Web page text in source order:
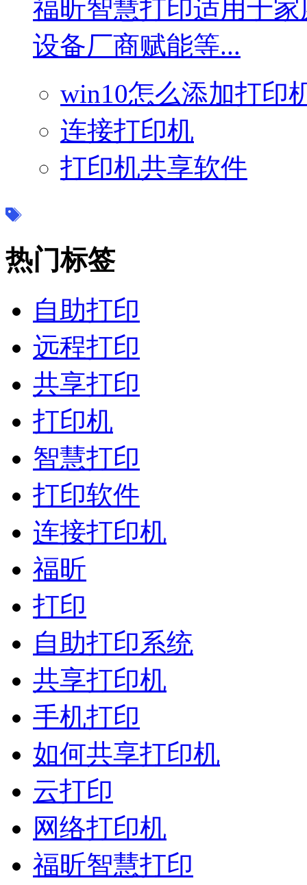
福昕智慧打印适用于
设备厂商赋能等...
win10怎么添加打印
连接打印机
打印机共享软件
热门标签
自助打印
远程打印
共享打印
打印机
智慧打印
打印软件
连接打印机
福昕
打印
自助打印系统
共享打印机
手机打印
如何共享打印机
云打印
网络打印机
福昕智慧打印